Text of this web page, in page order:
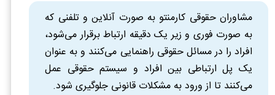
مشاوران حقوقی کارمنتو به صورت آنلاین و تلفنی که
به صورت فوری و زیر یک دقیقه ارتباط برقرار می‌شود،
افراد را در مسائل حقوقی راهنمایی می‌کنند و به عنوان
یک پل ارتباطی بین افراد و سیستم حقوقی عمل
می‌کنند تا از ورود به مشکلات قانونی جلوگیری شود.